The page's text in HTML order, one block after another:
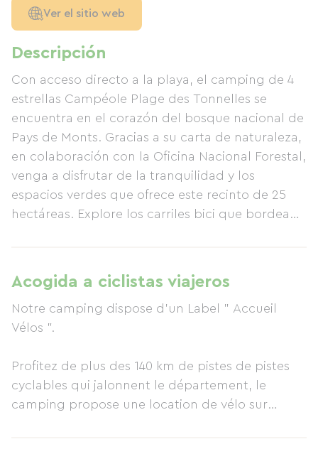
Descripción
Con acceso directo a la playa, el camping de 4
estrellas Campéole Plage des Tonnelles se
encuentra en el corazón del bosque nacional de
Pays de Monts. Gracias a su carta de naturaleza,
en colaboración con la Oficina Nacional Forestal,
venga a disfrutar de la tranquilidad y los
espacios verdes que ofrece este recinto de 25
hectáreas. Explore los carriles bici que bordean
verano. Venga con su familia o amigos para unas
vacaciones relajantes. Participe en las
actividades organizadas durante la temporada
alta para niños y adultos, y disfrute de la piscina
con sauna y jacuzzi.
Acogida a ciclistas viajeros
Notre camping dispose d'un Label " Accueil
Vélos ".
Profitez de plus des 140 km de pistes de pistes
cyclables qui jalonnent le département, le
camping propose une location de vélo sur
Ver el sitio web